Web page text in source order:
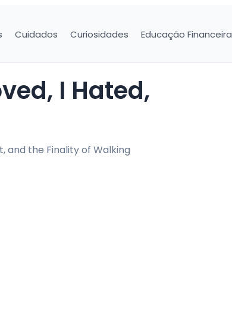
Cuidados Curiosidades Educação Financeira
and the Finality of Walking